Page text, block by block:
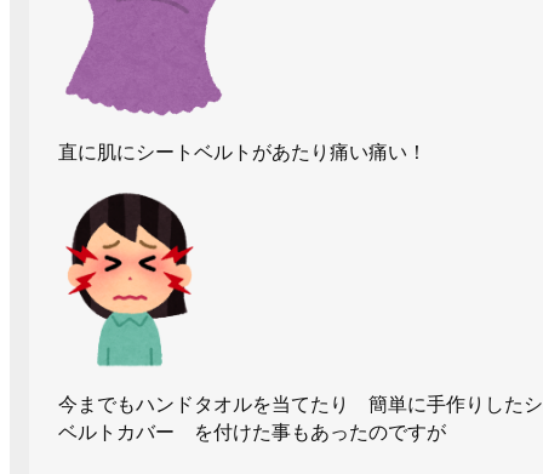
直に肌にシートベルトがあたり痛い痛い！
今までもハンドタオルを当てたり 簡単に手作りした
ベルトカバー を付けた事もあったのですが